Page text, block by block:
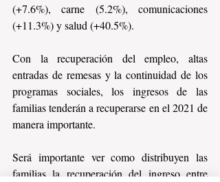
(+7.6%), carne (5.2%), comunicaciones
(+11.3%) y salud (+40.5%).
Con la recuperación del empleo, altas
entradas de remesas y la continuidad de los
programas sociales, los ingresos de las
familias tenderán a recuperarse en el 2021 de
manera importante.
Será importante ver como distribuyen las
familias la recuperación del ingreso entre